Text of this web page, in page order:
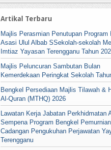
Artikal Terbaru
Majlis Perasmian Penutupan Program
Asasi Ulul Albab SSekolah-sekolah
Imtiaz Yayasan Terengganu Tahun
Majlis Peluncuran Sambutan Bulan
Kemerdekaan Peringkat Sekolah
Bengkel Persediaan Majlis Tilawah &
Al-Quran (MTHQ) 2026
Lawatan Kerja Jabatan Perkhidmatan
Sempena Program Bengkel
Cadangan Pengukuhan Perjawatan
Terengganu